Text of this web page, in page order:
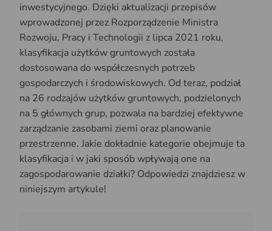
inwestycyjnego. Dzięki aktualizacji przepisów
wprowadzonej przez Rozporządzenie Ministra
Rozwoju, Pracy i Technologii z lipca 2021 roku,
klasyfikacja użytków gruntowych została
dostosowana do współczesnych potrzeb
gospodarczych i środowiskowych. Od teraz, podział
na 26 rodzajów użytków gruntowych, podzielonych
na 5 głównych grup, pozwala na bardziej efektywne
zarządzanie zasobami ziemi oraz planowanie
przestrzenne. Jakie dokładnie kategorie obejmuje ta
klasyfikacja i w jaki sposób wpływają one na
zagospodarowanie działki? Odpowiedzi znajdziesz w
niniejszym artykule!